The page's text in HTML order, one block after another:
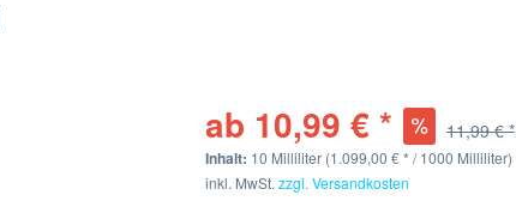
ab 10,99 € * 11,99 € *
Inhalt: 10 Milliliter (1.099,00 € * / 1000 Milliliter)
inkl. MwSt. zzgl. Versandkosten